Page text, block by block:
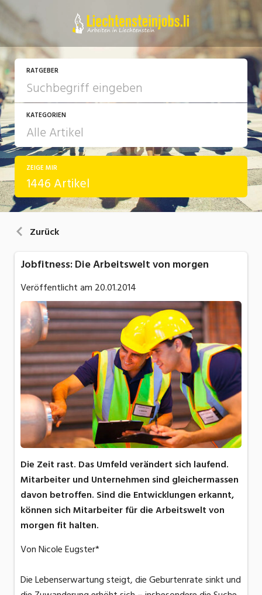
RATGEBER
KATEGORIEN
Arbeit
Ausbildung / Weiterbildung
ZEIGE MIR
1446 Artikel
Zurück
Jobfitness: Die Arbeitswelt von morgen
Veröffentlicht am 20.01.2014
Die Zeit rast. Das Umfeld verändert sich laufend.
Mitarbeiter und Unternehmen sind gleichermassen
davon betroffen. Sind die Entwicklungen erkannt,
können sich Mitarbeiter für die Arbeitswelt von
morgen fit halten.
Von Nicole Eugster*
Die Lebenserwartung steigt, die Geburtenrate sinkt und